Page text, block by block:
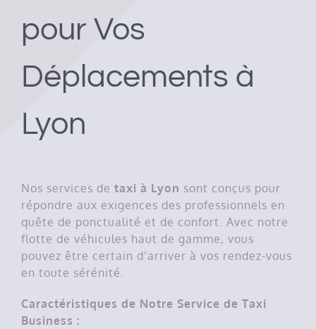
pour Vos
Déplacements à
Lyon
Nos services de taxi à Lyon sont conçus pour
répondre aux exigences des professionnels en
quête de ponctualité et de confort. Avec notre
flotte de véhicules haut de gamme, vous
pouvez être certain d’arriver à vos rendez-vous
en toute sérénité.
Caractéristiques de Notre Service de Taxi
Business :